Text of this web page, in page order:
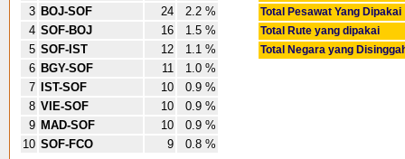
3 BOJ-SOF 24
2.2 %
4 SOF-BOJ 16
1.5 %
5 SOF-IST 12
1.1 %
6 BGY-SOF 11
1.0 %
7
IST-SOF 10
0.9 %
8 VIE-SOF 10
0.9 %
9 MAD-SOF 10
0.9 %
10 SOF-FCO 9 0.8 %
Total Pesawat Yang Dipakai
Total Rute yang dipakai
Total Negara yang